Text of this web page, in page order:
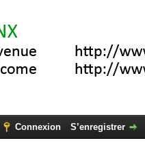
Connexion S’enregistrer